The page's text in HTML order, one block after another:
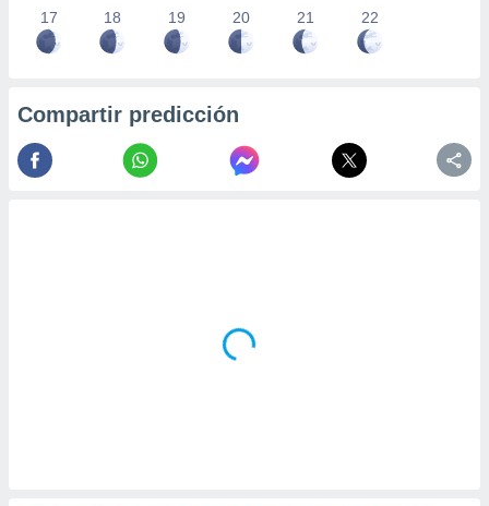
17 18 19 20 21 22
Compartir predicción